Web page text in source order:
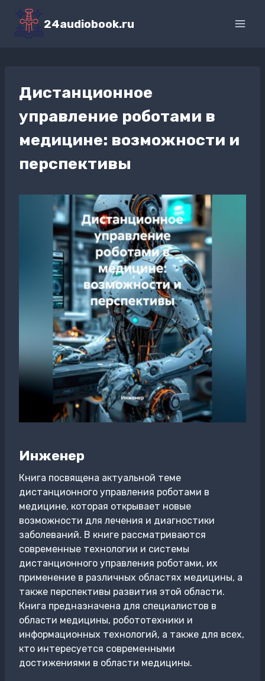
Перейти
содержимому
24audiobook.ru
Дистанционное
управление роботами в
медицине: возможности и
перспективы
Инженер
Книга посвящена актуальной теме
дистанционного управления роботами в
медицине, которая открывает новые
возможности для лечения и диагностики
заболеваний. В книге рассматриваются
современные технологии и системы
дистанционного управления роботами, их
применение в различных областях медицины, а
также перспективы развития этой области.
Книга предназначена для специалистов в
области медицины, робототехники и
информационных технологий, а также для всех,
кто интересуется современными
достижениями в области медицины.